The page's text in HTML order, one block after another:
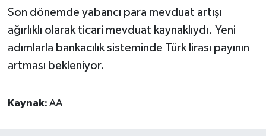
Son dönemde yabancı para mevduat artışı
ağırlıklı olarak ticari mevduat kaynaklıydı. Yeni
adımlarla bankacılık sisteminde Türk lirası payının
artması bekleniyor.
Kaynak: AA